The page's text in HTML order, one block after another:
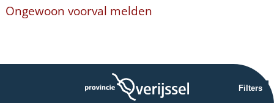
Ongewoon voorval melden
Filters